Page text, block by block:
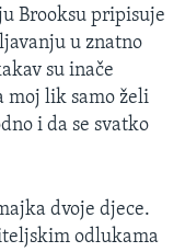
Brooksu pripisuje
u znatno
su inače
lik samo želi
i da se svatko
dvoje djece.
odlukama